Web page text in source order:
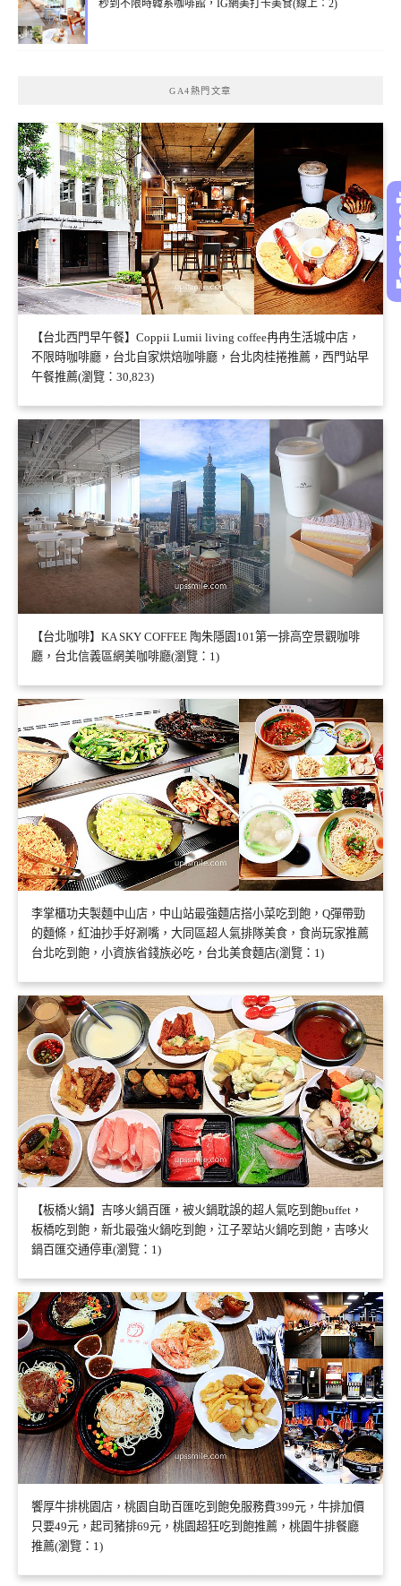
秒到不限時韓系咖啡館，IG網美打卡美食(線上：2)
GA4熱門文章
【台北西門早午餐】Coppii Lumii living coffee冉冉生活城中店，
不限時咖啡廳，台北自家烘焙咖啡廳，台北肉桂捲推薦，西門站早
午餐推薦(瀏覽：30,823)
【台北咖啡】KA SKY COFFEE 陶朱隱園101第一排高空景觀咖啡
廳，台北信義區網美咖啡廳(瀏覽：1)
李掌櫃功夫製麵中山店，中山站最強麵店搭小菜吃到飽，Q彈帶勁
的麵條，紅油抄手好涮嘴，大同區超人氣排隊美食，食尚玩家推薦
台北吃到飽，小資族省錢族必吃，台北美食麵店(瀏覽：1)
【板橋火鍋】吉哆火鍋百匯，被火鍋耽誤的超人氣吃到飽buffet，
板橋吃到飽，新北最強火鍋吃到飽，江子翠站火鍋吃到飽，吉哆火
鍋百匯交通停車(瀏覽：1)
饗厚牛排桃園店，桃園自助百匯吃到飽免服務費399元，牛排加價
只要49元，起司豬排69元，桃園超狂吃到飽推薦，桃園牛排餐廳
推薦(瀏覽：1)